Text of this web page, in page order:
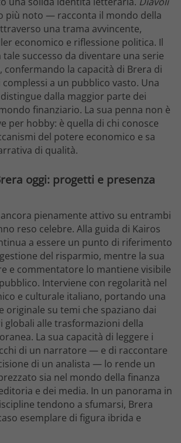
più noto — racconta il mondo della
una trama avvincente,
economico e riflessione politica. Il
successo da diventare una serie
confermando la capacità di Brera di
a un pubblico vasto. Una
dalla maggior parte dei
finanziario. La sua penna non è
per hobby: è quella di chi conosce
del potere economico e sa
di qualità.
oggi: progetti e presenza
ancora pienamente attivo su entrambi
reso celebre. Alla guida di Kairos
a essere un punto di riferimento
del risparmio, mentre la sua
e commentatore lo mantiene visibile
Interviene con regolarità nel
e culturale italiano, portando una
originale su temi che spaziano dai
globali alle trasformazioni della
La sua capacità di leggere i
di un narratore — e di raccontare
di un analista — lo rende un
sia nel mondo della finanza
e dei media. In un panorama in
tendono a sfumarsi, Brera
esemplare di figura ibrida e